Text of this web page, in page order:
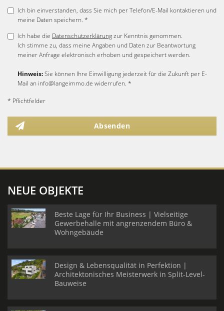
Ich bin einverstanden, dass Sie mich per Telefon/E-Mail kontaktieren und
meine Daten speichern. *
Ich habe die Datenschutzerklärungzur Kenntnis genommen.
Ich stimme zu, dass meine Angaben und Daten zur Beantwortung
meiner Anfrage elektronisch erhoben und gespeichert werden.
Hinweis:Sie können Ihre Einwilligung jederzeit für die Zukunft per E-
Mail an info@langeimmo.de widerrufen. *
* Pflichtfelder
Absenden
NEUE OBJEKTE
Beste Lage für Ihr Business | Vielseitige
Gewerbehalle mit angrenzendem Büro &
Wohngebäude
Design & Lebensqualität in Perfektion |
Architektonisches Meisterwerk in Split-Level-
Bauweise